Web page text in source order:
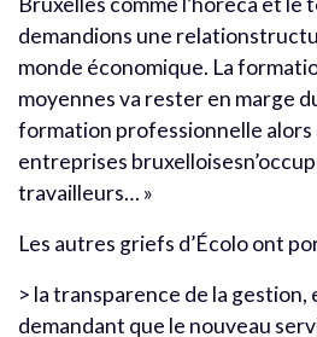
demandions une
monde économique. La
moyennes va rester en marge
formation professionnelle alors
entreprises
travailleurs… »
Les autres griefs d’Écolo ont
> la transparence de la
demandant que le nouveau